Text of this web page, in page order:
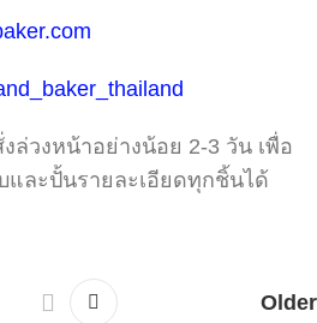
งล่วงหน้าอย่างน้อย 2-3 วัน เพื่อ
และปั้นรายละเอียดทุกชิ้นได้
Older